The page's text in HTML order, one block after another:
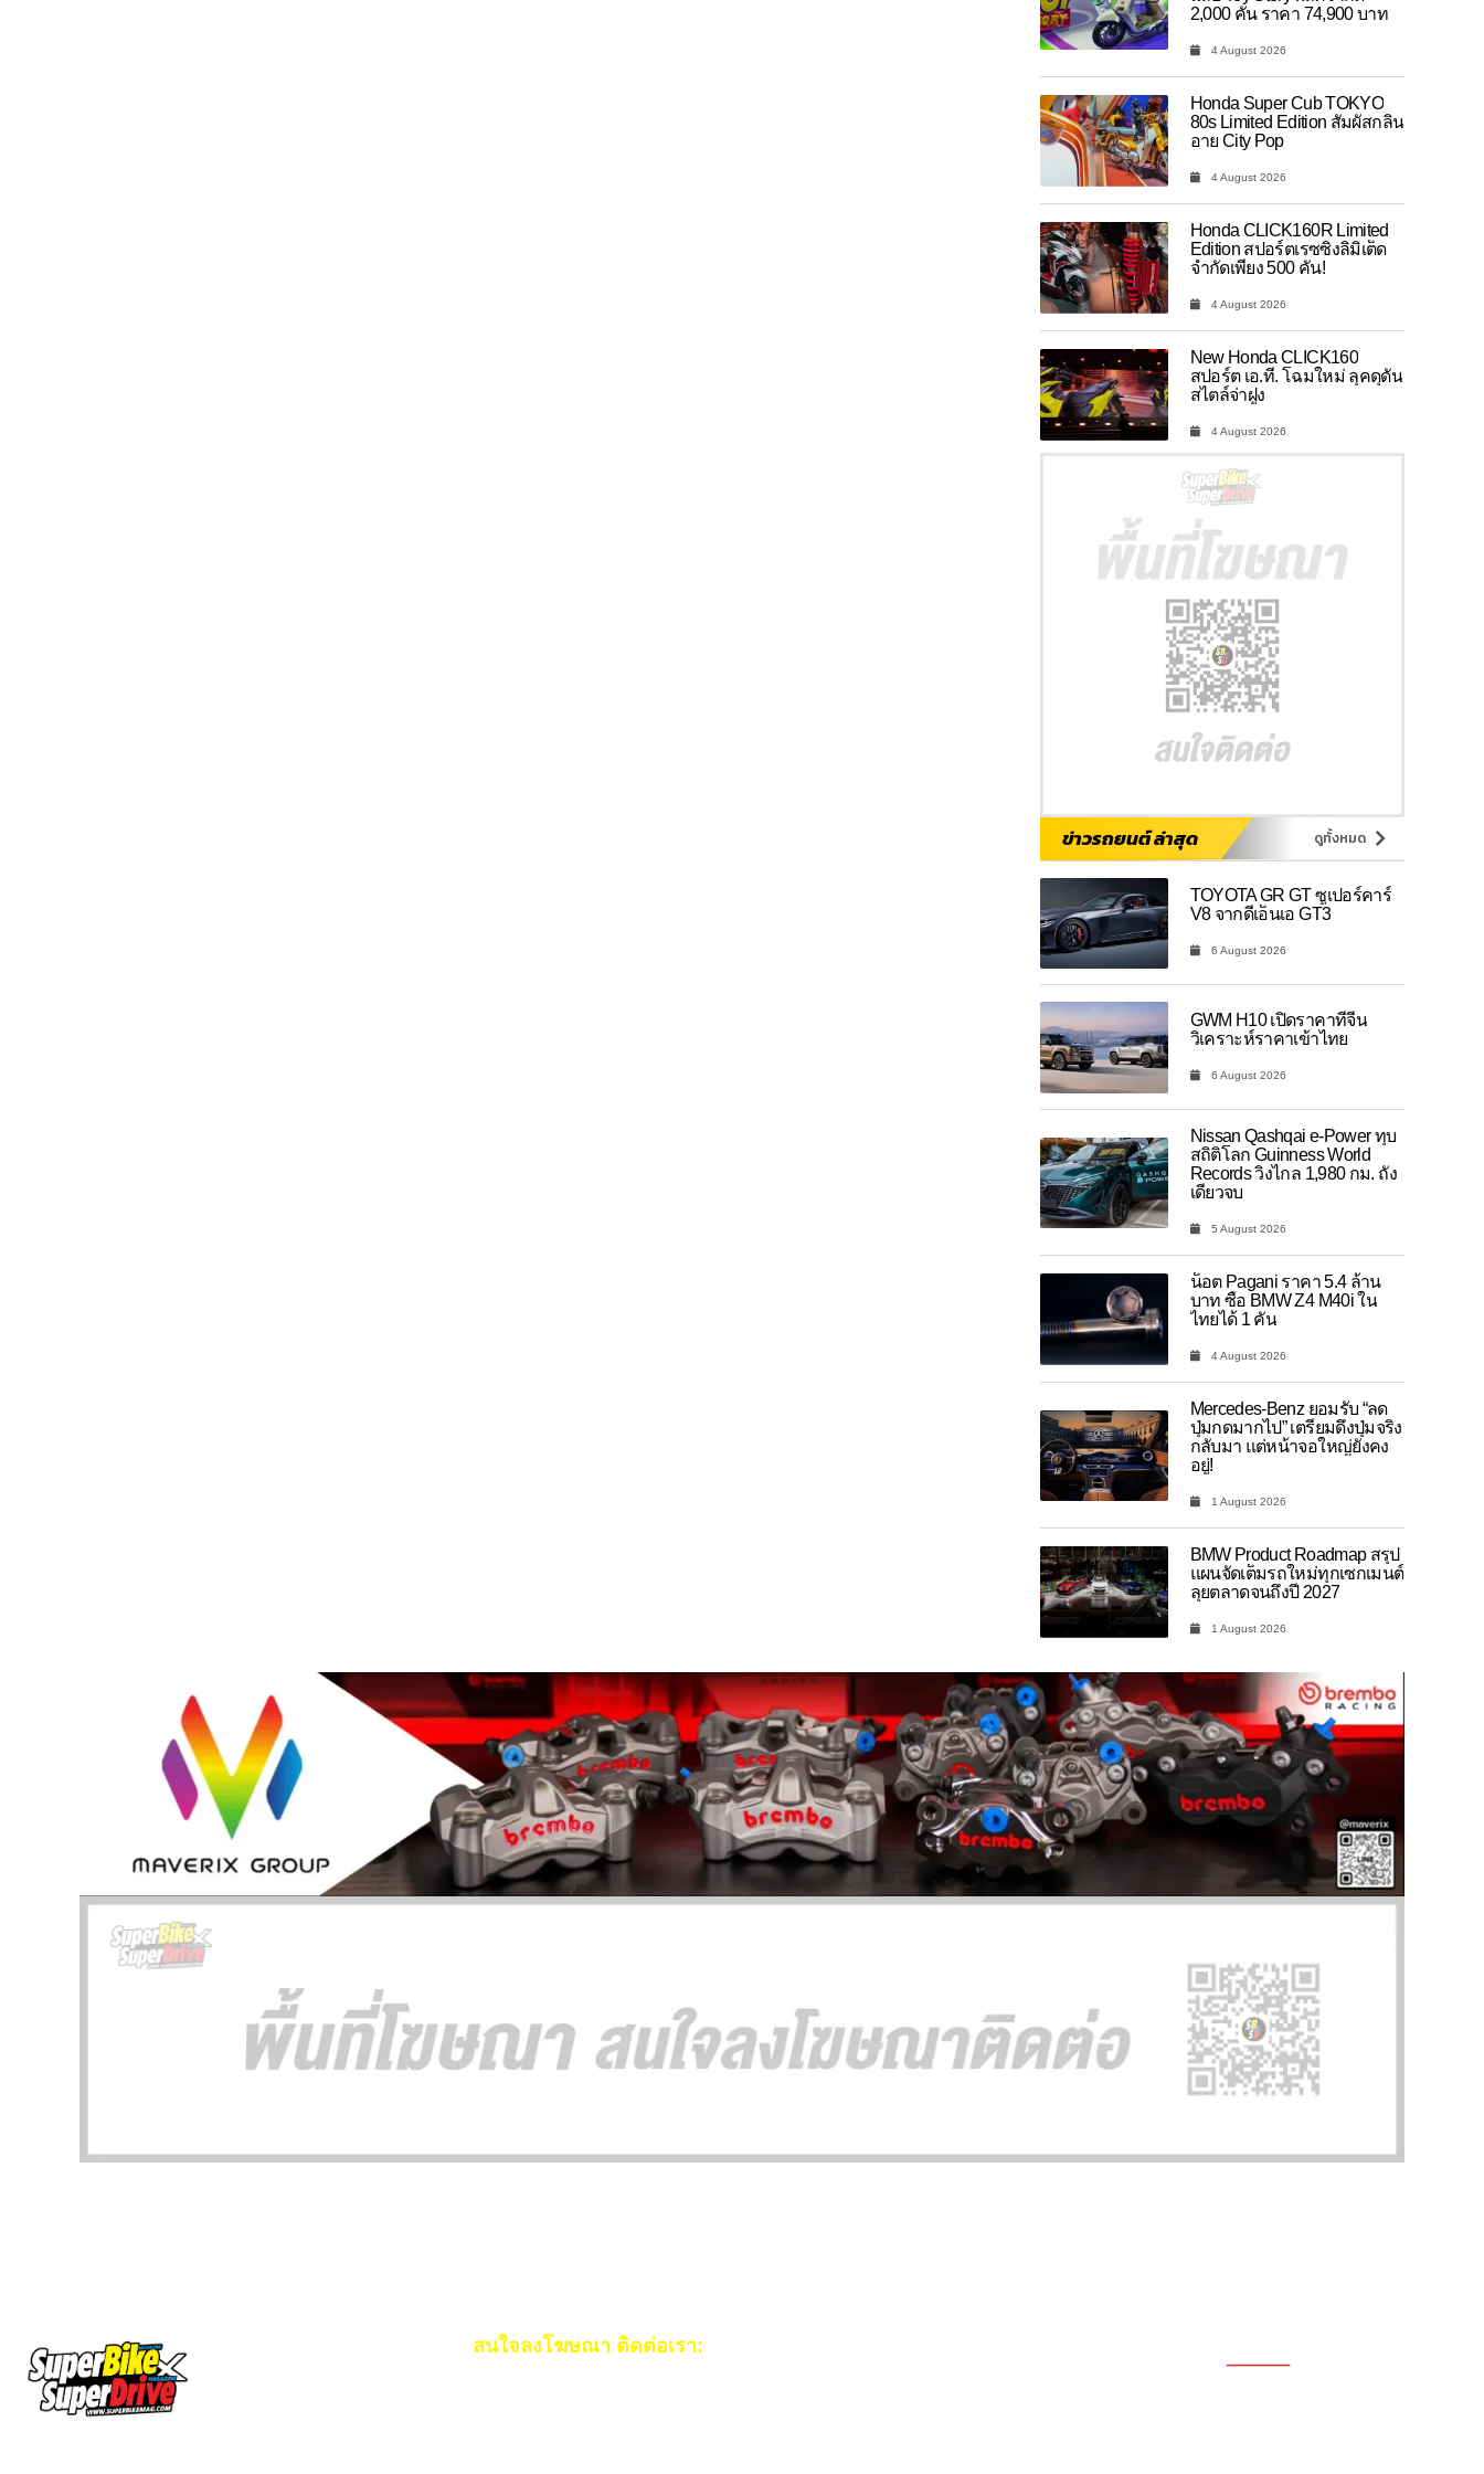
2,000 คัน ราคา 74,900 บาท
4 August 2026
Honda Super Cub TOKYO
80s Limited Edition สัมผัสกลิ่น
อาย City Pop
4 August 2026
Honda CLICK160R Limited
Edition สปอร์ตเรซซิ่งลิมิเต็ด
จำกัดเพียง 500 คัน!
4 August 2026
New Honda CLICK160
สปอร์ต เอ.ที. โฉมใหม่ ลุคดุดัน
สไตล์จ่าฝูง
4 August 2026
ข่าวรถยนต์ ล่าสุด ดูทั้งหมด
TOYOTA GR GT ซูเปอร์คาร์
V8 จากดีเอ็นเอ GT3
6 August 2026
GWM H10 เปิดราคาที่จีน
วิเคราะห์ราคาเข้าไทย
6 August 2026
Nissan Qashqai e-Power ทุบ
สถิติโลก Guinness World
Records วิ่งไกล 1,980 กม. ถัง
เดียวจบ
5 August 2026
น็อต Pagani ราคา 5.4 ล้าน
บาท ซื้อ BMW Z4 M40i ใน
ไทยได้ 1 คัน
4 August 2026
Mercedes-Benz ยอมรับ “ลด
ปุ่มกดมากไป” เตรียมดึงปุ่มจริง
กลับมา แต่หน้าจอใหญ่ยังคง
อยู่!
1 August 2026
BMW Product Roadmap สรุป
แผนจัดเต็มรถใหม่ทุกเซกเมนต์
ลุยตลาดจนถึงปี 2027
1 August 2026
สนใจลงโฆษณา ติดต่อเรา: